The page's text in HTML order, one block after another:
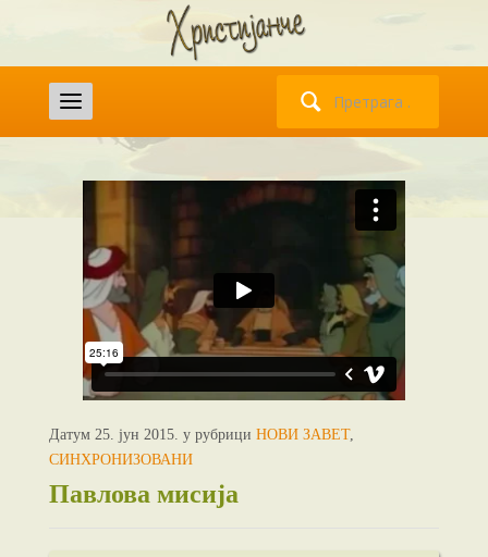
Датум 25. јун 2015. у рубрици НОВИ ЗАВЕТ,
СИНХРОНИЗОВАНИ
Павлова мисија